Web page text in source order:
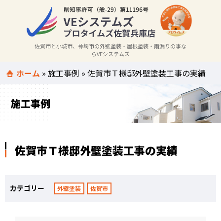
佐賀市と小城市、神埼市の外壁塗装・屋根塗装・雨漏りの事な
らVEシステムズ
ホーム »施工事例 »佐賀市Ｔ様邸外壁塗装工事の実績
施工事例
佐賀市Ｔ様邸外壁塗装工事の実績
カテゴリー 外壁塗装 佐賀市